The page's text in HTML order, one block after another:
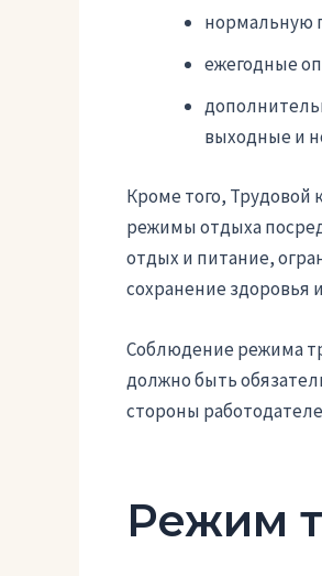
нормальную
ежегодные
выходные и
Кроме того, Трудовой
режимы отдыха
отдых и питание,
сохранение здоровья
Соблюдение режима
должно быть
стороны
Режим